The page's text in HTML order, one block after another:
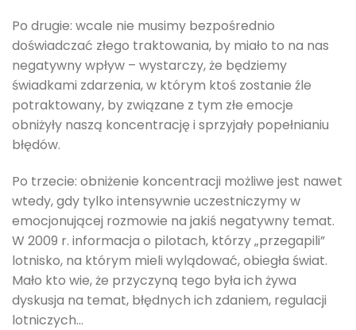
Po drugie: wcale nie musimy bezpośrednio
doświadczać złego traktowania, by miało to na nas
negatywny wpływ – wystarczy, że będziemy
świadkami zdarzenia, w którym ktoś zostanie źle
potraktowany, by związane z tym złe emocje
obniżyły naszą koncentrację i sprzyjały popełnianiu
błędów.
Po trzecie: obniżenie koncentracji możliwe jest nawet
wtedy, gdy tylko intensywnie uczestniczymy w
emocjonującej rozmowie na jakiś negatywny temat.
W 2009 r. informacja o pilotach, którzy „przegapili”
lotnisko, na którym mieli wylądować, obiegła świat.
Mało kto wie, że przyczyną tego była ich żywa
dyskusja na temat, błędnych ich zdaniem, regulacji
lotniczych…